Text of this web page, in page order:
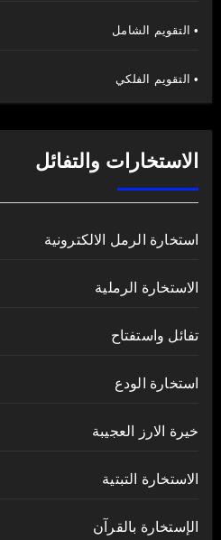
• التقويم الشامل
• التقويم الفلكي
الاستخارات والتفائل
استخارة الرمل الالكترونية
الاستخارة الرملية
تفائل واستفتاح
استخارة الودع
خيرة الارز العجيبة
الاستخارة التبتية
الإستخارة بالقرآن